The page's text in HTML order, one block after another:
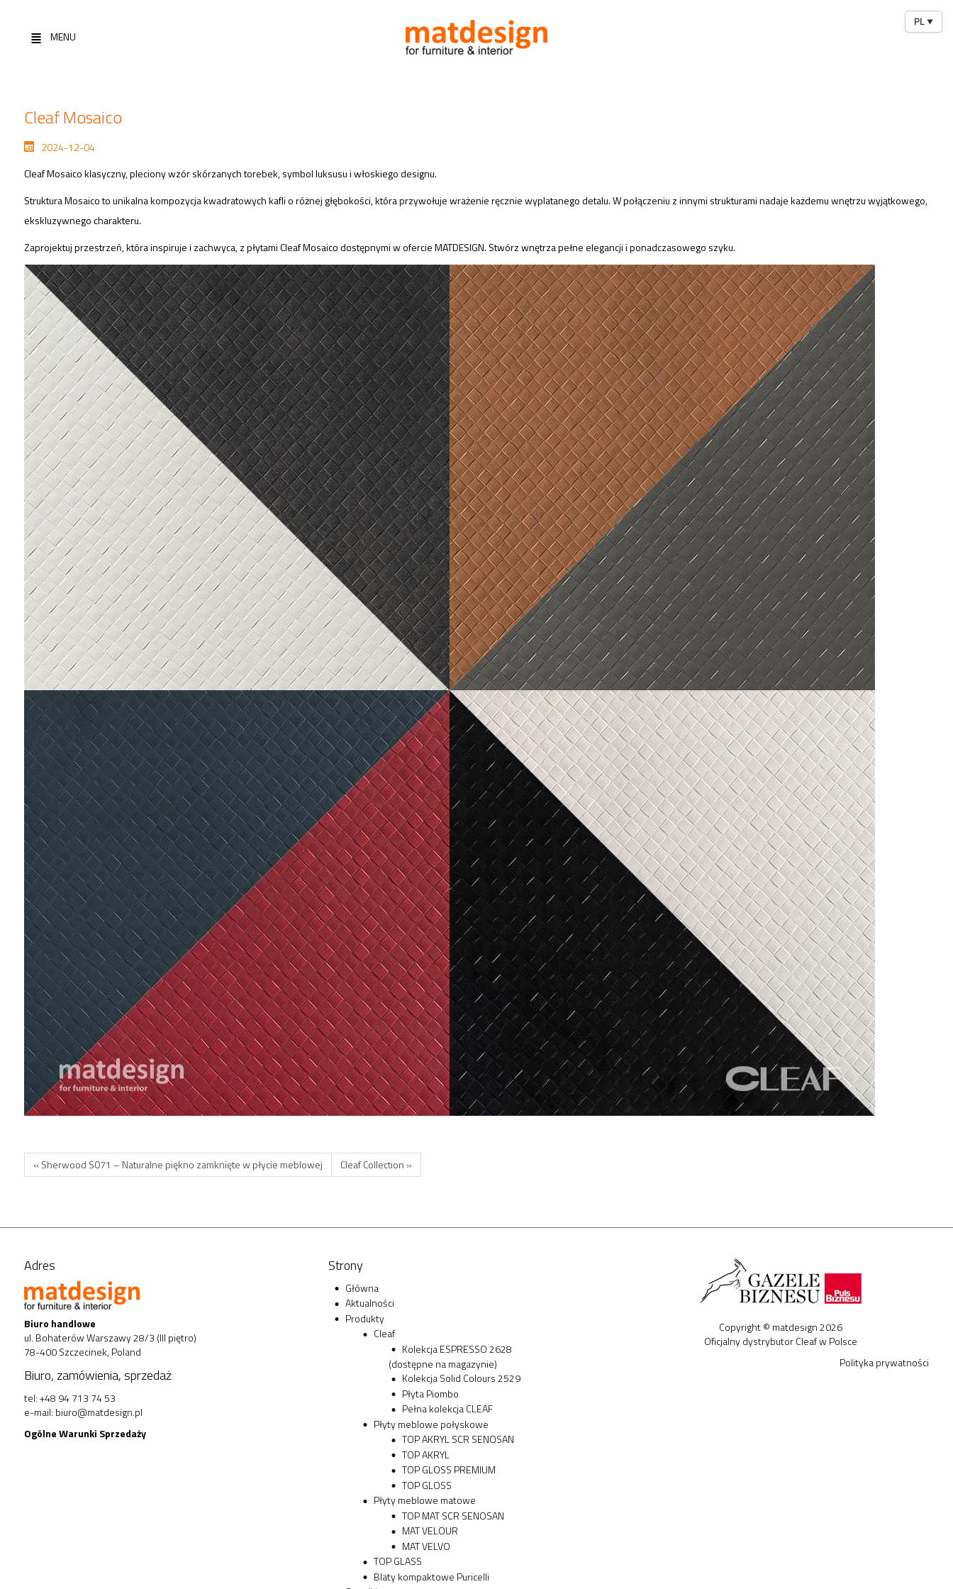
PL ▼
MENU
Cleaf Mosaico
2024-12-04
Cleaf Mosaico klasyczny, pleciony wzór skórzanych torebek, symbol luksusu i włoskiego designu.
Struktura Mosaico to unikalna kompozycja kwadratowych kafli o różnej głębokości, która przywołuje wrażenie ręcznie wyplatanego detalu. W połączeniu z innymi strukturami nadaje każdemu wnętrzu wyjątkowego,
ekskluzywnego charakteru.
Zaprojektuj przestrzeń, która inspiruje i zachwyca, z płytami Cleaf Mosaico dostępnymi w ofercie MATDESIGN. Stwórz wnętrza pełne elegancji i ponadczasowego szyku.
« Sherwood S071 – Naturalne piękno zamknięte w płycie meblowej Cleaf Collection »
Adres
Biuro handlowe
ul. Bohaterów Warszawy 28/3 (III piętro)
78-400 Szczecinek, Poland
Biuro, zamówienia, sprzedaż
tel: +48 94 713 74 53
e-mail: biuro@matdesign.pl
Ogólne Warunki Sprzedaży
Strony
Główna
Aktualności
Produkty
Cleaf
Kolekcja ESPRESSO 2628
(dostępne na magazynie)
Kolekcja Solid Colours 2529
Płyta Piombo
Pełna kolekcja CLEAF
Płyty meblowe połyskowe
TOP AKRYL SCR SENOSAN
TOP AKRYL
TOP GLOSS PREMIUM
TOP GLOSS
Płyty meblowe matowe
TOP MAT SCR SENOSAN
MAT VELOUR
MAT VELVO
TOP GLASS
Blaty kompaktowe Puricelli
Copyright © matdesign 2026
Oficjalny dystrybutor Cleaf w Polsce
Polityka prywatności